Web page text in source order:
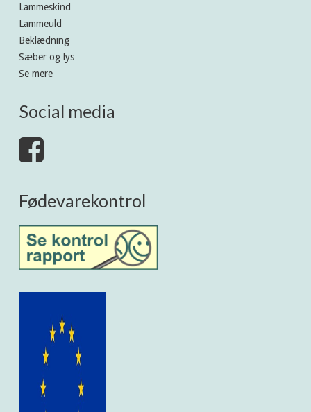
Lammeskind
Lammeuld
Beklædning
Sæber og lys
Se mere
Social media
Fødevarekontrol